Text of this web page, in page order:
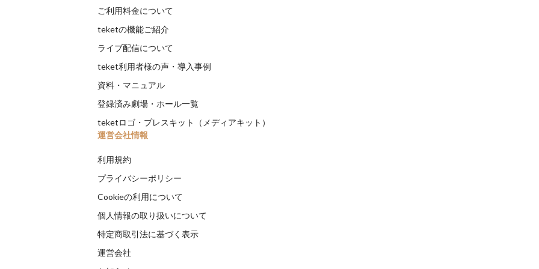
ご利用料金について
teketの機能ご紹介
ライブ配信について
teket利用者様の声・導入事例
資料・マニュアル
登録済み劇場・ホール一覧
teketロゴ・プレスキット（メディアキット）
運営会社情報
利用規約
プライバシーポリシー
Cookieの利用について
個人情報の取り扱いについて
特定商取引法に基づく表示
運営会社